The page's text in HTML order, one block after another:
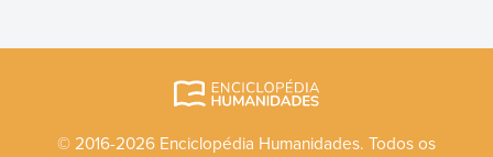
© 2016-2026 Enciclopédia Humanidades. Todos os